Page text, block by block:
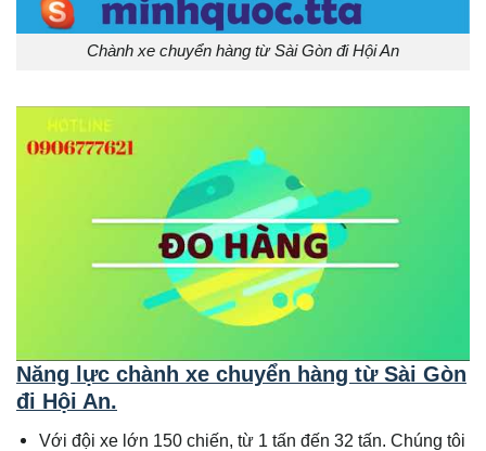
Chành xe chuyển hàng từ Sài Gòn đi Hội An
Năng lực chành xe chuyển hàng từ Sài Gòn
đi Hội An.
Với đội xe lớn 150 chiến, từ 1 tấn đến 32 tấn. Chúng tôi